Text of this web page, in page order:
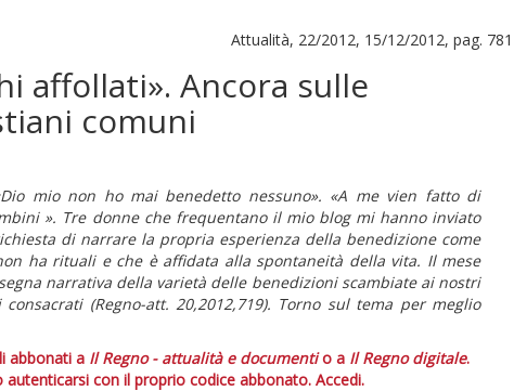
Attualità, 22/2012, 15/12/2012, pag. 781
affollati». Ancora sulle
comuni
mio non ho mai benedetto nessuno». «A me vien fatto di
». Tre donne che frequentano il mio blog mi hanno inviato
di narrare la propria esperienza della benedizione come
ha rituali e che è affidata alla spontaneità della vita. Il mese
narrativa della varietà delle benedizioni scambiate ai nostri
(Regno-att. 20,2012,719). Torno sul tema per meglio
abbonati a Il Regno - attualità e documentio a Il Regno digitale.
autenticarsi con il proprio codice abbonato. Accedi.